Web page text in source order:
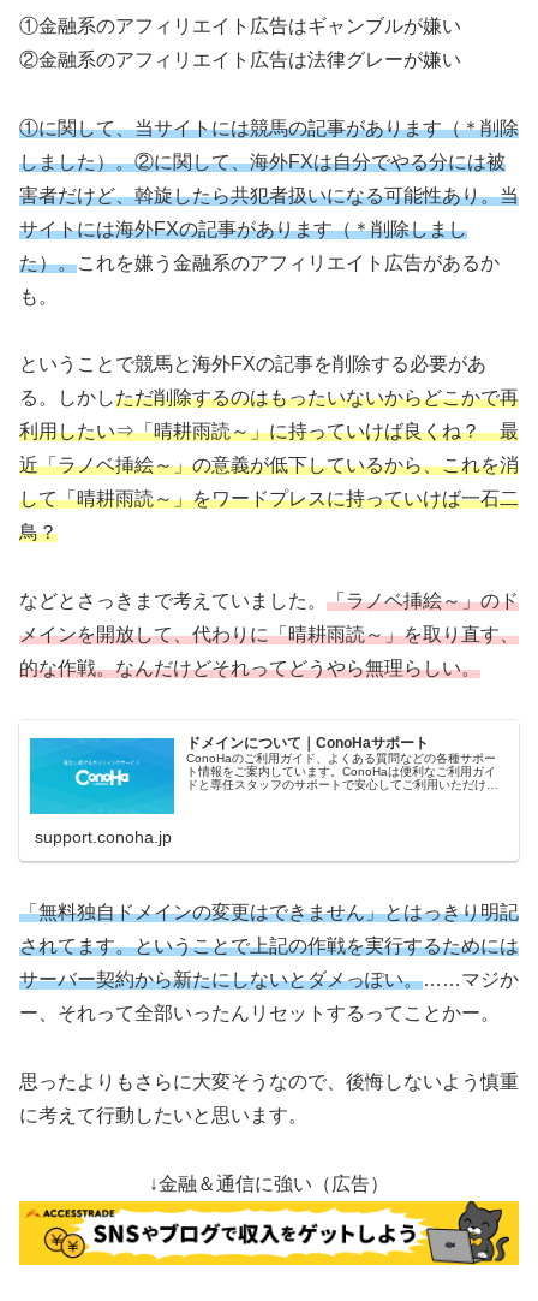
①金融系のアフィリエイト広告はギャンブルが嫌い
②金融系のアフィリエイト広告は法律グレーが嫌い
①に関して、当サイトには競馬の記事があります（＊削除
しました）。②に関して、海外FXは自分でやる分には被
害者だけど、斡旋したら共犯者扱いになる可能性あり。当
サイトには海外FXの記事があります（＊削除しまし
た）。これを嫌う金融系のアフィリエイト広告があるか
も。
ということで競馬と海外FXの記事を削除する必要があ
る。しかしただ削除するのはもったいないからどこかで再
利用したい⇒「晴耕雨読～」に持っていけば良くね？ 最
近「ラノベ挿絵～」の意義が低下しているから、これを消
して「晴耕雨読～」をワードプレスに持っていけば一石二
鳥？
などとさっきまで考えていました。 「ラノベ挿絵～」のド
メインを開放して、代わりに「晴耕雨読～」を取り直す、
的な作戦。なんだけどそれってどうやら無理らしい。
ドメインについて｜ConoHaサポート
ConoHaのご利用ガイド、よくある質問などの各種サポー
ト情報をご案内しています。ConoHaは便利なご利用ガイ
ドと専任スタッフのサポートで安心してご利用いただけま
support.conoha.jp
「無料独自ドメインの変更はできません」とはっきり明記
されてます。ということで上記の作戦を実行するためには
サーバー契約から新たにしないとダメっぽい。……マジか
ー、それって全部いったんリセットするってことかー。
思ったよりもさらに大変そうなので、後悔しないよう慎重
に考えて行動したいと思います。
↓金融＆通信に強い（広告）